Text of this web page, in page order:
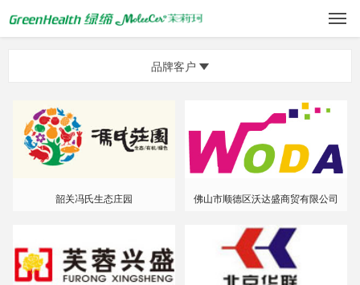
品牌客户
韶关冯氏生态庄园 佛山市顺德区沃达盛商贸有限公司